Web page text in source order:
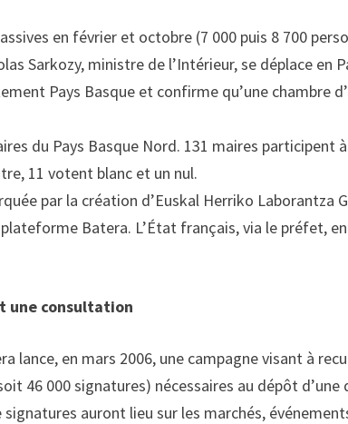
en février et octobre (7 000 puis 8 700
Sarkozy, ministre de l’Intérieur, se déplace en
Pays Basque et confirme qu’une chambre
du Pays Basque Nord. 131 maires
11 votent blanc et un nul.
par la création d’Euskal Herriko Laborantza
Batera. L’État français, via le préfet,
une consultation
lance, en mars 2006, une campagne visant à
46 000 signatures) nécessaires au dépôt d’une
auront lieu sur les marchés,